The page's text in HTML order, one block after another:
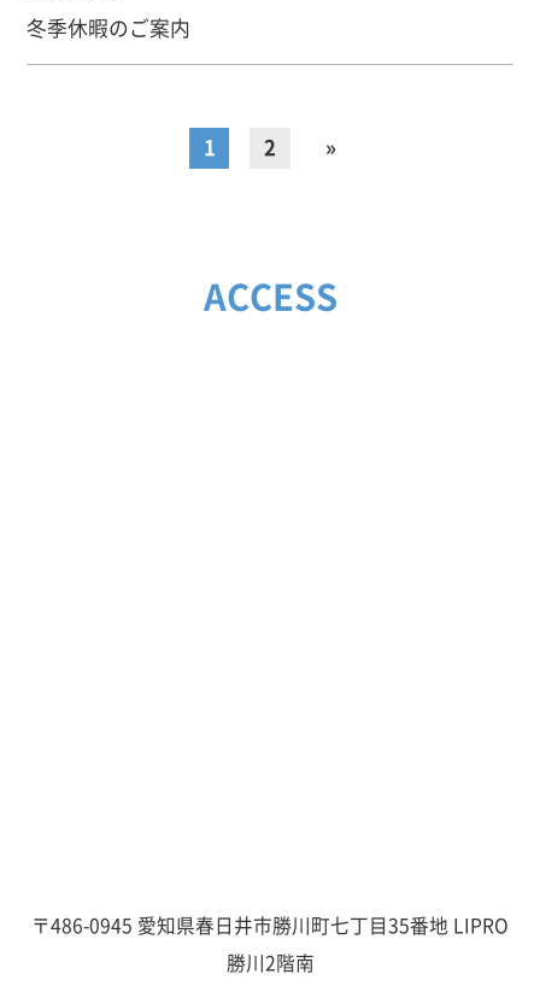
冬季休暇のご案内
1 2 »
ACCESS
〒486-0945 愛知県春日井市勝川町七丁目35番地 LIPRO
勝川2階南